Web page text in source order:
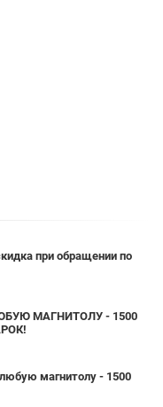
при обращении по
МАГНИТОЛУ - 1500
магнитолу - 1500